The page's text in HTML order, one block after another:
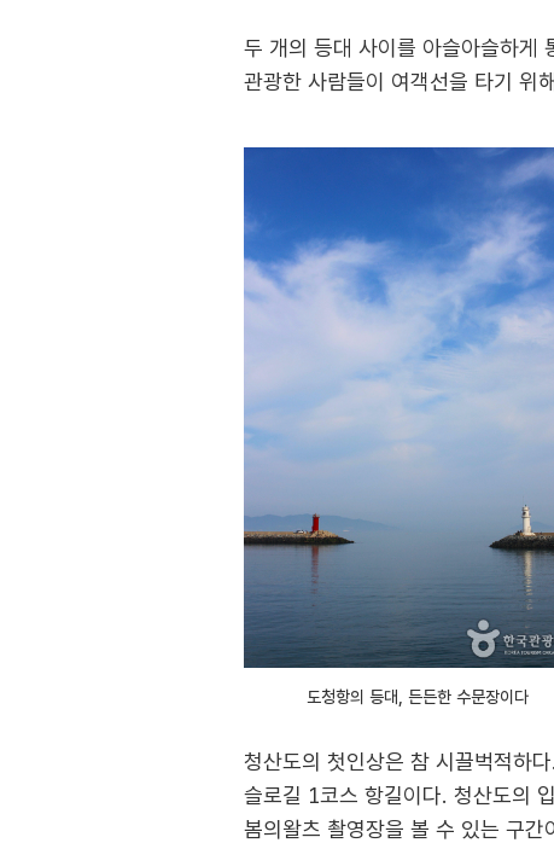
두 개의 등대 사이를 아슬아슬하게
관광한 사람들이 여객선을 타기 위
도청항의 등대, 든든한 수문장이다
청산도의 첫인상은 참 시끌벅적하
슬로길 1코스 항길이다. 청산도의
봄의왈츠 촬영장을 볼 수 있는 구